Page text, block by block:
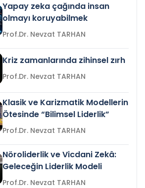
Yapay zeka çağında insan
olmayı koruyabilmek
Prof.Dr. Nevzat TARHAN
Kriz zamanlarında zihinsel zırh
Prof.Dr. Nevzat TARHAN
Klasik ve Karizmatik Modellerin
Ötesinde “Bilimsel Liderlik”
Prof.Dr. Nevzat TARHAN
Nöroliderlik ve Vicdani Zekâ:
Geleceğin Liderlik Modeli
Prof.Dr. Nevzat TARHAN